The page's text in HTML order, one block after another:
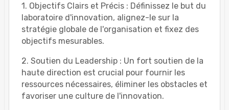
1. Objectifs Clairs et Précis : Définissez le but du
laboratoire d'innovation, alignez-le sur la
stratégie globale de l'organisation et fixez des
objectifs mesurables.
2. Soutien du Leadership : Un fort soutien de la
haute direction est crucial pour fournir les
ressources nécessaires, éliminer les obstacles et
favoriser une culture de l'innovation.